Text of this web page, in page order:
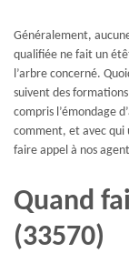
Généralement,
qualifiée ne fait un
l’arbre concerné.
suivent des
compris l’émondage
comment, et avec qui
faire appel à nos
Quand
(33570)